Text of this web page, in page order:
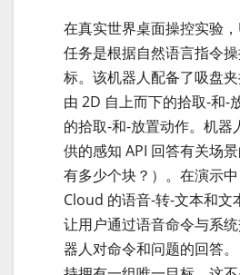
在真实世界桌面操控实验
任务是根据自然语言指令
标。该机器人配备了吸盘
由 2D 自上而下的拾取-和-
的拾取-和-放置动作。机器
供的感知 API 回答有关场
有多少个块？）。在演示
Cloud 的语音-转-文本和文
让用户通过语音命令与系
器人对命令和问题的回答